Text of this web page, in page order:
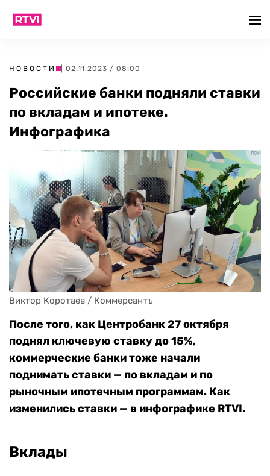
НОВОСТИ | 02.11.2023 / 08:00
Российские банки подняли ставки
по вкладам и ипотеке.
Инфографика
Виктор Коротаев / Коммерсантъ
После того, как Центробанк 27 октября
поднял ключевую ставку до 15%,
коммерческие банки тоже начали
поднимать ставки — по вкладам и по
рыночным ипотечным программам. Как
изменились ставки — в инфографике RTVI.
Вклады